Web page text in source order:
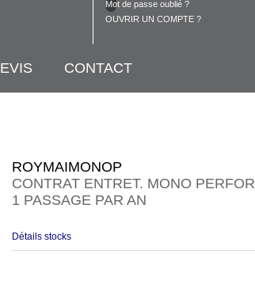
Mot de passe oublié ?
OUVRIR UN COMPTE ?
CONTACT
ROYMAIMONOP
CONTRAT ENTRET. MONO PERFOR
1 PASSAGE PAR AN
Détails stocks